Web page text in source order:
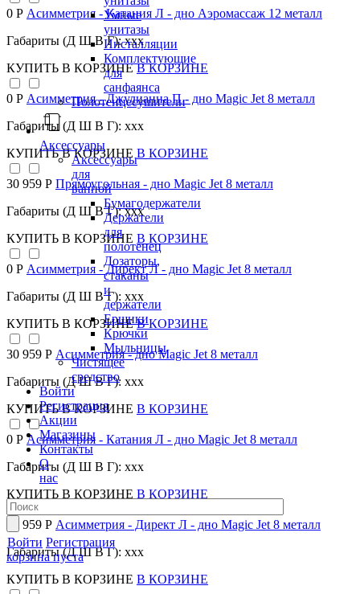
Умные
унитазы
Инсталляции
Комплектующие
для
санфаянса
Полотенцесушители
Аксессуары
Аксессуары
для
ванной
Бумагодержатели
Держатели
для
полотенец
Дозаторы,
стаканы
и
держатели
Ершики
Крючки
Мыльницы
Чистящее
средство
Войти
Регистрация
Акции
Магазины
Контакты
О
нас
Войти Регистрация
корзина пуста
0 Р Асимметрия - Катания Л - дно Аэромассаж 12 металл
Габариты (Д Ш В Г): xxx
КУПИТЬ В КОРЗИНЕ В КОРЗИНЕ
0 Р Асимметрия - Джулианна П - дно Magic Jet 8 металл
Габариты (Д Ш В Г): xxx
КУПИТЬ В КОРЗИНЕ В КОРЗИНЕ
30 959 Р Прямоугольная - дно Magic Jet 8 металл
Габариты (Д Ш В Г): xxx
КУПИТЬ В КОРЗИНЕ В КОРЗИНЕ
0 Р Асимметрия - Директ Л - дно Magic Jet 8 металл
Габариты (Д Ш В Г): xxx
КУПИТЬ В КОРЗИНЕ В КОРЗИНЕ
30 959 Р Асимметрия - дно Magic Jet 8 металл
Габариты (Д Ш В Г): xxx
КУПИТЬ В КОРЗИНЕ В КОРЗИНЕ
0 Р Асимметрия - Катания Л - дно Magic Jet 8 металл
Габариты (Д Ш В Г): xxx
КУПИТЬ В КОРЗИНЕ В КОРЗИНЕ
30 959 Р Асимметрия - Директ Л - дно Magic Jet 8 металл
Габариты (Д Ш В Г): xxx
КУПИТЬ В КОРЗИНЕ В КОРЗИНЕ